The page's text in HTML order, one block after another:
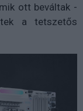
ott beváltak -
a tetszetős